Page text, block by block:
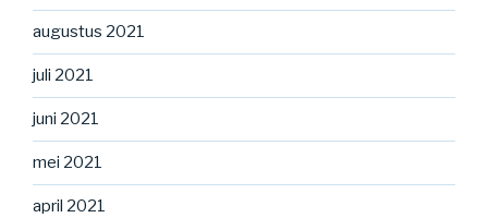
augustus 2021
juli 2021
juni 2021
mei 2021
april 2021